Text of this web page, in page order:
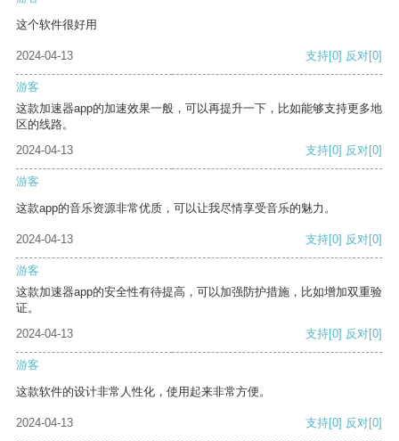
这个软件很好用
2024-04-13 支持[0] 反对[0]
游客
这款加速器app的加速效果一般，可以再提升一下，比如能够支持更多地
区的线路。
2024-04-13
支持[0] 反对[0]
游客
这款app的音乐资源非常优质，可以让我尽情享受音乐的魅力。
2024-04-13 支持[0] 反对[0]
游客
这款加速器app的安全性有待提高，可以加强防护措施，比如增加双重验
证。
2024-04-13
支持[0] 反对[0]
游客
这款软件的设计非常人性化，使用起来非常方便。
2024-04-13 支持[0] 反对[0]